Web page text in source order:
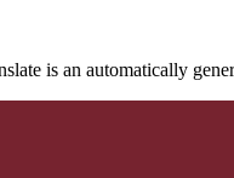
is an automatically